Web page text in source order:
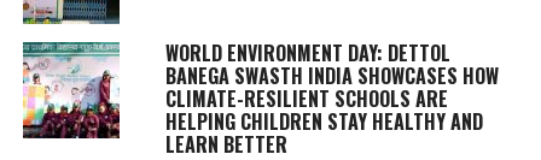
WORLD ENVIRONMENT DAY: DETTOL
BANEGA SWASTH INDIA SHOWCASES HOW
CLIMATE-RESILIENT SCHOOLS ARE
HELPING CHILDREN STAY HEALTHY AND
LEARN BETTER